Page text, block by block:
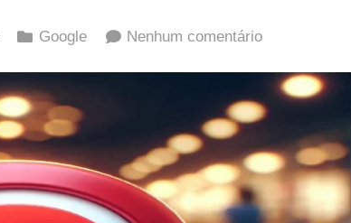
Google Nenhum comentário